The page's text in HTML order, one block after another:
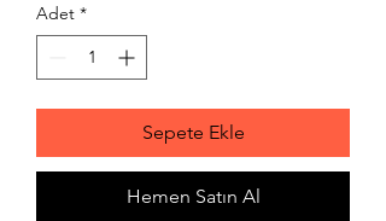
Adet *
Sepete Ekle
Hemen Satın Al